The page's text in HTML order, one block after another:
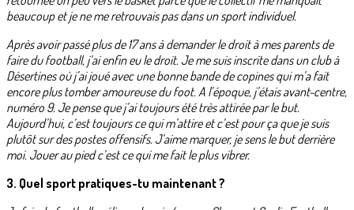
beaucoup et je ne me retrouvais pas dans un sport individuel.
Après avoir passé plus de 17 ans à demander le droit à mes parents de
faire du football, j’ai enfin eu le droit. Je me suis inscrite dans un club à
Désertines où j’ai joué avec une bonne bande de copines qui m’a fait
encore plus tomber amoureuse du foot. A l’époque, j’étais avant-centre,
numéro 9. Je pense que j’ai toujours été très attirée par le but.
Aujourd’hui, c’est toujours ce qui m’attire et c’est pour ça que je suis
plutôt sur des postes offensifs. J’aime marquer, je sens le but derrière
moi. Jouer au pied c’est ce qui me fait le plus vibrer.
3. Quel sport pratiques-tu maintenant ?